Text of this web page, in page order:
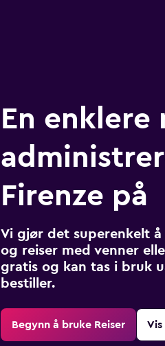
En enklere
Firenze på
Vi gjør det superenkelt
og reiser med venner
gratis og kan tas i bruk
bestiller.
Begynn å bruke Reiser Vis